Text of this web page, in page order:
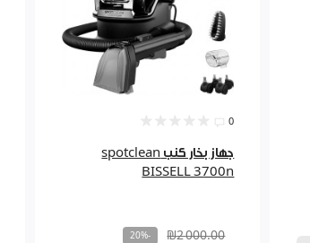
0
جهاز بخار كنب spotclean
BISSELL 3700n
₪2 000.00
-20%